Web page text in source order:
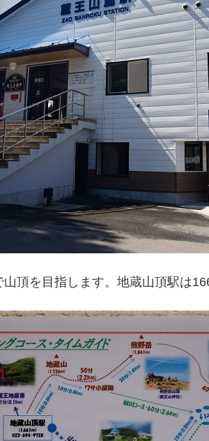
頂を目指します。地蔵山頂駅は